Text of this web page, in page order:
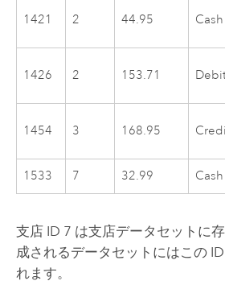
1421 2 44.95 Cash
1426 2 153.71
1454 3 168.95
1533 7 32.99 Cash
支店 ID 7 は支店データセットに
成されるデータセットにはこの
れます。